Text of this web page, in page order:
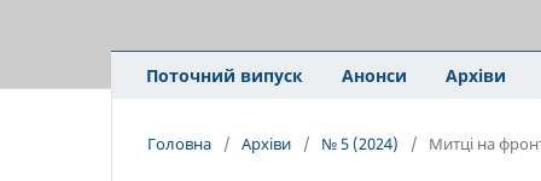
Поточний випуск Анонси Архіви
Головна / Архіви / № 5 (2024) / Митці на